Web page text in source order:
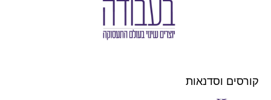
קורסים וסדנאות